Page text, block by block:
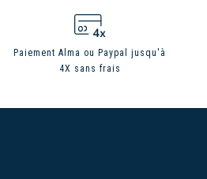
Paiement Alma ou Paypal jusqu'à
4X sans frais